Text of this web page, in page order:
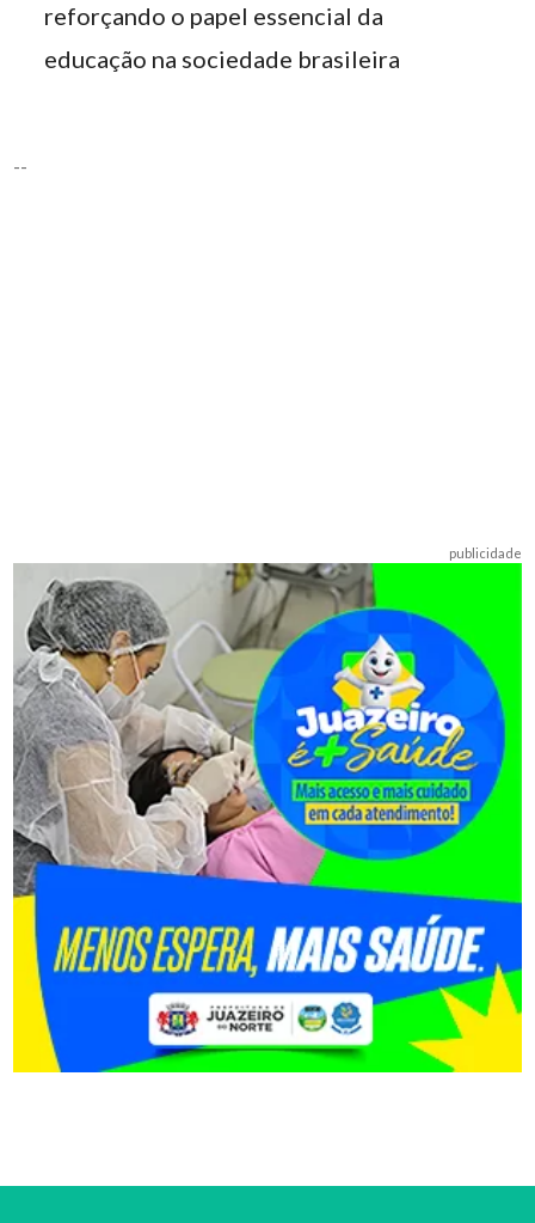
reforçando o papel essencial da
educação na sociedade brasileira
--
publicidade